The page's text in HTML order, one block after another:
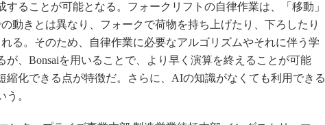
することが可能となる。フォークリフトの自律作業は、「移動」
動きとは異なり、フォークで荷物を持ち上げたり、下ろしたり
る。そのため、自律作業に必要なアルゴリズムやそれに伴う学
が、Bonsaiを用いることで、より早く演算を終えることが可能
縮化できる点が特徴だ。さらに、AIの知識がなくても利用できる
。